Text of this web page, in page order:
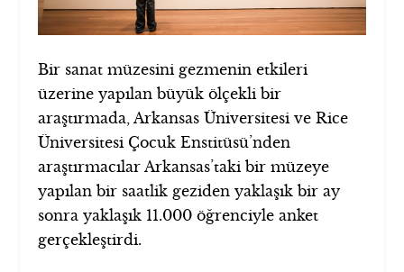
Bir sanat müzesini gezmenin etkileri
üzerine yapılan büyük ölçekli bir
araştırmada, Arkansas Üniversitesi ve Rice
Üniversitesi Çocuk Enstitüsü’nden
araştırmacılar Arkansas’taki bir müzeye
yapılan bir saatlik geziden yaklaşık bir ay
sonra yaklaşık 11.000 öğrenciyle anket
gerçekleştirdi.